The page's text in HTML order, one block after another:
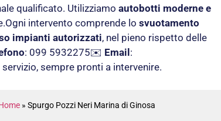
qualificato. Utilizziamo autobotti moderne e
intervento comprende lo svuotamento
impianti autorizzati, nel pieno rispetto delle
: 099 5932275✉️ Email :
sempre pronti a intervenire.
» Spurgo Pozzi Neri Marina di Ginosa